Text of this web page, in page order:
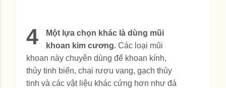
4
Một lựa chọn khác là dùng mũi
khoan kim cương. Các loại mũi
khoan này chuyên dùng để khoan kính,
thủy tinh biển, chai rượu vang, gạch thủy
tinh và các vật liệu khác cứng hơn như đá